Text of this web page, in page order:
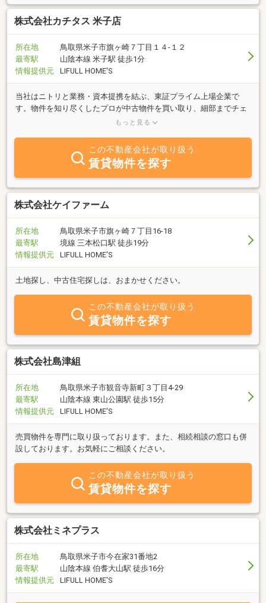
株式会社カチタス 米子店
所在地
鳥取県米子市旗ヶ崎７丁目１４‐１２
最寄駅
山陰本線 米子駅 徒歩1分
情報提供元
LIFULL HOME'S
当社はニトリと業務・資本提携を結ぶ、東証プライム上場企業で
す。物件を知り尽くしたプロが中古物件を買い取り、細部までチェ
ックし、自社規格に沿って丁寧にリフォームしているので、ご購入
もっと見る
この不動産会社が取り扱う
賃貸物件を探す
株式会社ケイファーム
所在地
鳥取県米子市旗ヶ崎７丁目16-18
最寄駅
境線 三本松口駅 徒歩19分
情報提供元
LIFULL HOME'S
土地探し、中古住宅探しは、おまかせください。
この不動産会社が取り扱う
賃貸物件を探す
株式会社島津組
所在地
鳥取県米子市観音寺新町３丁目4-29
最寄駅
山陰本線 東山公園駅 徒歩15分
情報提供元
LIFULL HOME'S
売買物件を専門に取り扱っております。また、相続相談の窓口も併
設しております。お気軽にご相談ください。
この不動産会社が取り扱う
賃貸物件を探す
株式会社ミネプラス
所在地
鳥取県米子市今在家31番地2
最寄駅
山陰本線 伯耆大山駅 徒歩16分
情報提供元
LIFULL HOME'S